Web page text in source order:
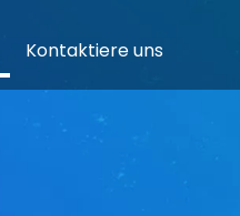
Kontaktiere uns